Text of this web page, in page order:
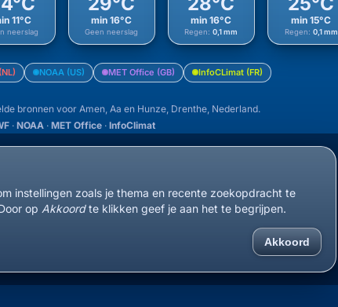
11°C
neerslag
min 16°C
Geen neerslag
min 16°C
Regen:0,1 mm
min 15°C
Regen: 0,1 mm
NOAA (US) MET Office (GB) InfoCLimat (FR)
bronnen voor Amen, Aa en Hunze, Drenthe, Nederland.
· NOAA · MET Office · InfoClimat
instellingen zoals je thema en recente zoekopdracht te
op Akkoordte klikken geef je aan het te begrijpen.
Akkoord